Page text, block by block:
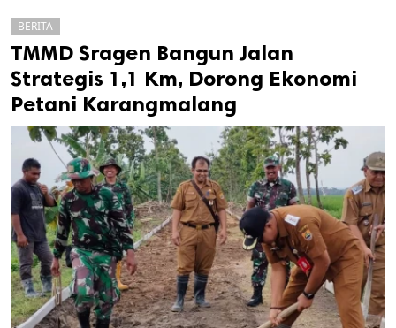
cipta.
BERITA
TMMD Sragen Bangun Jalan
Strategis 1,1 Km, Dorong Ekonomi
Petani Karangmalang